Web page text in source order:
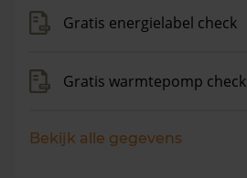
Gratis energielabel check
Gratis warmtepomp check
Bekijk alle gegevens